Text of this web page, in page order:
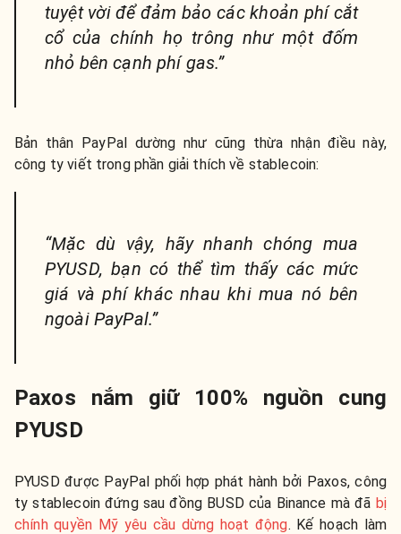
tuyệt vời để đảm bảo các khoản phí cắt
cổ của chính họ trông như một đốm
nhỏ bên cạnh phí gas.”
Bản thân PayPal dường như cũng thừa nhận điều này,
công ty viết trong phần giải thích về stablecoin:
“Mặc dù vậy, hãy nhanh chóng mua
PYUSD, bạn có thể tìm thấy các mức
giá và phí khác nhau khi mua nó bên
ngoài PayPal.”
Paxos nắm giữ 100% nguồn cung
PYUSD
PYUSD được PayPal phối hợp phát hành bởi Paxos, công
ty stablecoin đứng sau đồng BUSD của Binance mà đã bị
chính quyền Mỹ yêu cầu dừng hoạt động. Kế hoạch làm